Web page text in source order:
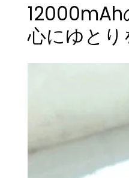
12000mAh
心にゆとり